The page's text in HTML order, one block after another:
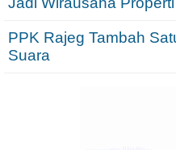
PPK Rajeg Tambah
Suara